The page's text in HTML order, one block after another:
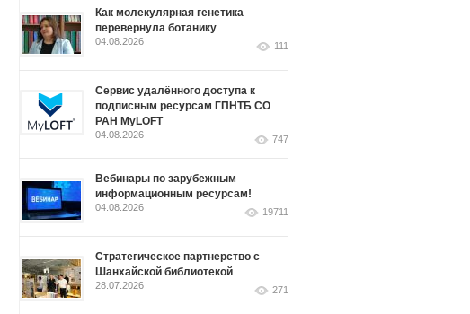
Как молекулярная генетика
перевернула ботанику
04.08.2026 111
Сервис удалённого доступа к
подписным ресурсам ГПНТБ СО
РАН MyLOFT
04.08.2026 747
Вебинары по зарубежным
информационным ресурсам!
04.08.2026 19711
Стратегическое партнерство с
Шанхайской библиотекой
28.07.2026 271